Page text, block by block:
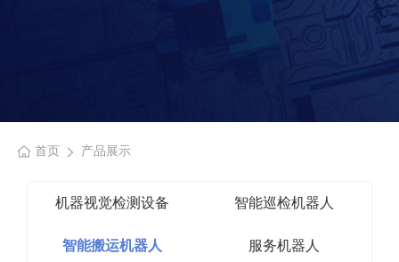
首页 产品展示
机器视觉检测设备 智能巡检机器人
智能搬运机器人 服务机器人